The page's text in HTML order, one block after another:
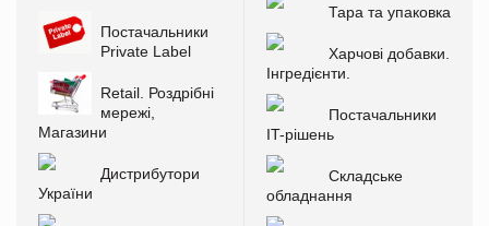
Постачальники
Private Label
Retail. Роздрібні
мережі,
Магазини
Дистрибутори
України
Тара та упаковка
Харчові добавки.
Інгредієнти.
Постачальники
IT-рішень
Складське
обладнання